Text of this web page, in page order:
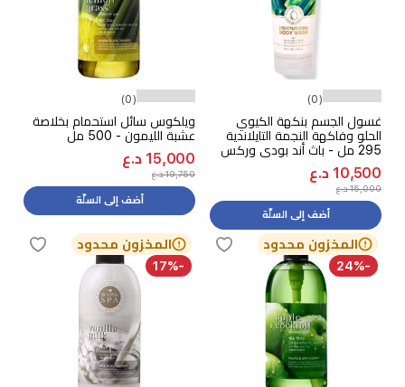
(0)
غسول الجسم بنكهة الكيوي
الحلو وفاكهة النجمة التايلاندية
295 مل - باث أند بودي وركس
10,500 د.ع
15,000 د.ع
أضف إلى السلّة
(0)
ويلكوس سائل استحمام بخلاصة
عشبة الليمون - 500 مل
15,000 د.ع
19,750 د.ع
أضف إلى السلّة
المخزون محدود
-24%
المخزون محدود
-17%